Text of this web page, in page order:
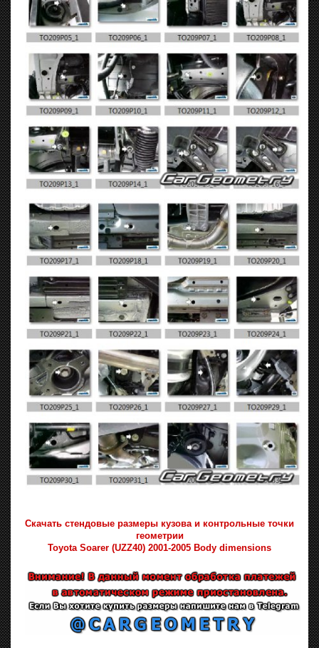
Скачать стендовые размеры кузова и контрольные точки
геометрии
Toyota Soarer (UZZ40) 2001-2005 Body dimensions